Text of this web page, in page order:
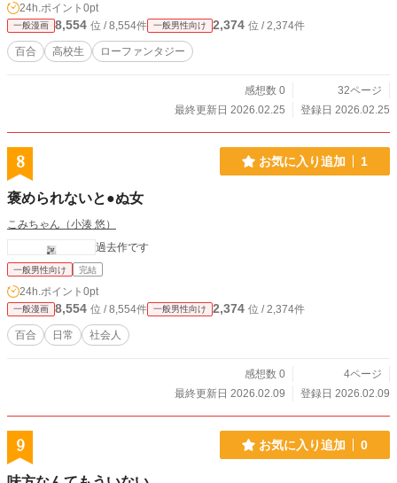
24h.ポイント 0pt
一般漫画 8,554 位 / 8,554件 一般男性向け 2,374 位 / 2,374件
百合 高校生 ローファンタジー
感想数 0
32ページ
最終更新日 2026.02.25
登録日 2026.02.25
8 お気に入り追加 1
褒められないと●ぬ女
こみちゃん（小湊 悠）
過去作です
一般男性向け 完結
24h.ポイント 0pt
一般漫画 8,554 位 / 8,554件 一般男性向け 2,374 位 / 2,374件
百合 日常 社会人
感想数 0
4ページ
最終更新日 2026.02.09
登録日 2026.02.09
9 お気に入り追加 0